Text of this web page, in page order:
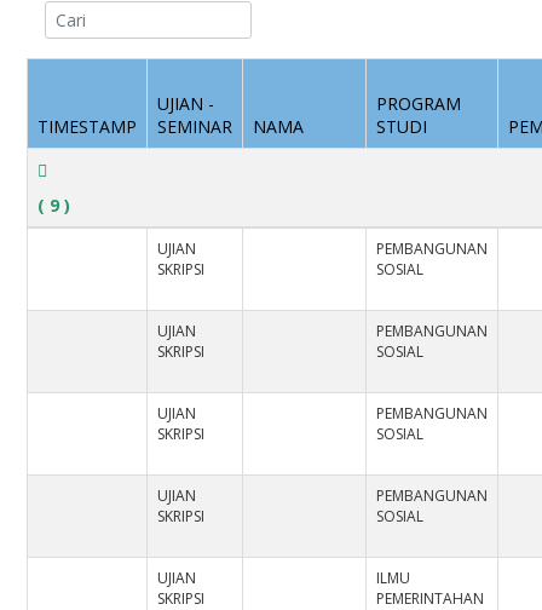
TIMESTAMP
UJIAN -
SEMINAR
NAMA
PROGRAM
STUDI
( 9 )
UJIAN
SKRIPSI
PEMBANGUNAN
SOSIAL
UJIAN
SKRIPSI
PEMBANGUNAN
SOSIAL
UJIAN
SKRIPSI
PEMBANGUNAN
SOSIAL
UJIAN
SKRIPSI
PEMBANGUNAN
SOSIAL
UJIAN
SKRIPSI
ILMU
PEMERINTAHAN